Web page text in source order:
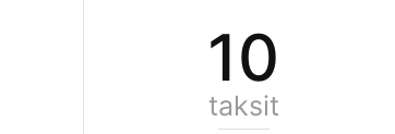
10
taksit